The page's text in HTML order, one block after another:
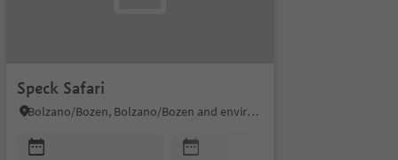
Speck Safari
Bolzano/Bozen, Bolzano/Bozen and environs